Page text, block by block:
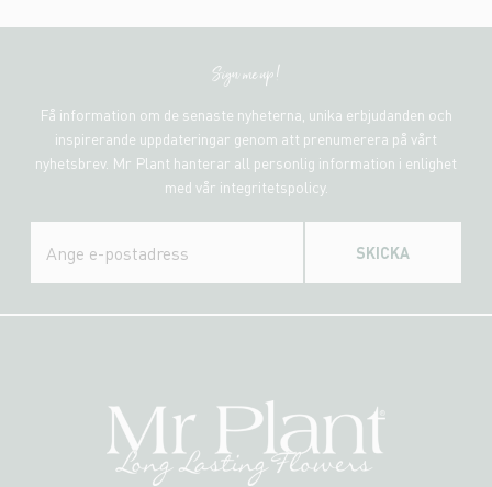
Sign me up!
Få information om de senaste nyheterna, unika erbjudanden och
inspirerande uppdateringar genom att prenumerera på vårt
nyhetsbrev. Mr Plant hanterar all personlig information i enlighet
med vår integritetspolicy.
SKICKA